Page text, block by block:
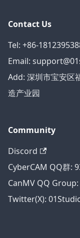
Contact Us
Tel: +86-
Email:
Add: 深圳市宝安区
造产业园
Community
Discord
CyberCAM QQ群:
CanMV QQ
Twitter(X):